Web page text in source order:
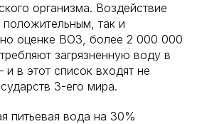
организма. Воздействие
так и
оценке ВОЗ, более 2 000 000
загрязненную воду в
и в этот список входят не
3-его мира.
питьевая вода на 30%